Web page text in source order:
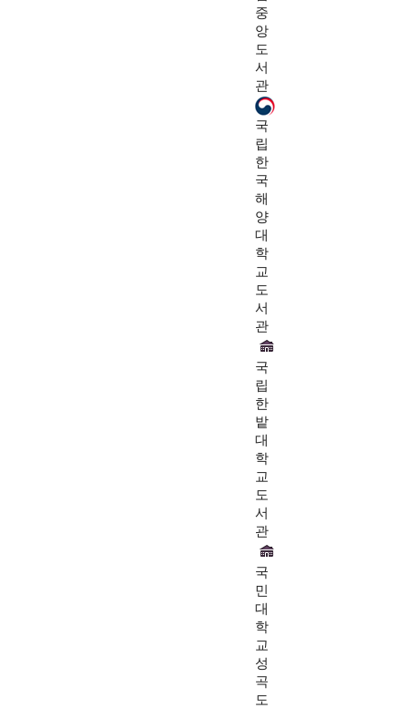
중
앙
도
서
관
국
립
한
국
해
양
대
학
교
도
서
관
국
립
한
밭
대
학
교
도
서
관
국
민
대
학
교
성
곡
도